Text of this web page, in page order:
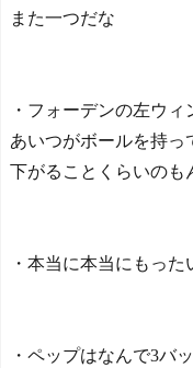
また一つだな
・フォーデンの左ウ
あいつがボールを持っ
下がることくらいのも
・本当に本当にもった
・ペップはなんで3バ